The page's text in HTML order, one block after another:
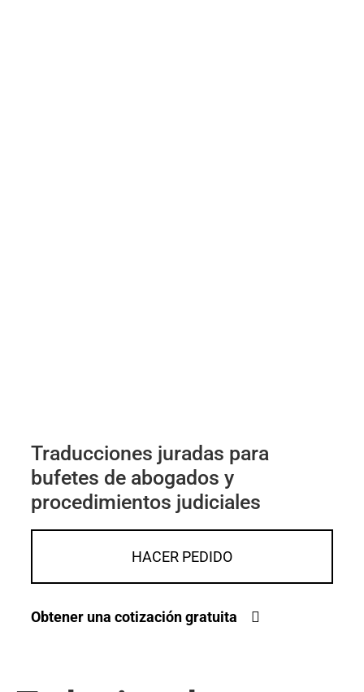
Traducciones juradas para
bufetes de abogados y
procedimientos judiciales
HACER PEDIDO
Obtener una cotización gratuita